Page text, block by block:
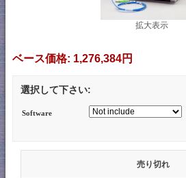
拡大表示
ベース価格: 1,276,384円
選択して下さい:
Software
売り切れ